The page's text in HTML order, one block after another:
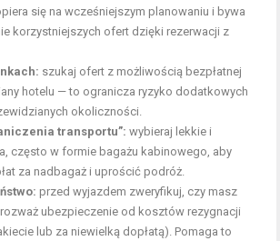
się na wcześniejszym planowaniu i bywa
korzystniejszych ofert dzięki rezerwacji z
szukaj ofert z możliwością bezpłatnej
hotelu — to ogranicza ryzyko dodatkowych
okoliczności.
transportu”: wybieraj lekkie i
często w formie bagażu kabinowego, aby
za nadbagaż i uprościć podróż.
przed wyjazdem zweryfikuj, czy masz
ubezpieczenie od kosztów rezygnacji
lub za niewielką dopłatą). Pomaga to